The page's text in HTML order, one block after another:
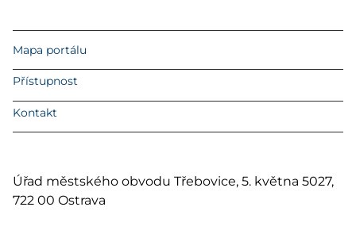
Mapa portálu
Přístupnost
Kontakt
Úřad městského obvodu Třebovice, 5. května 5027,
722 00 Ostrava